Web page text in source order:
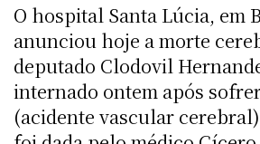
O hospital Santa Lúcia, em
anunciou hoje a morte
deputado Clodovil
internado ontem após
(acidente vascular